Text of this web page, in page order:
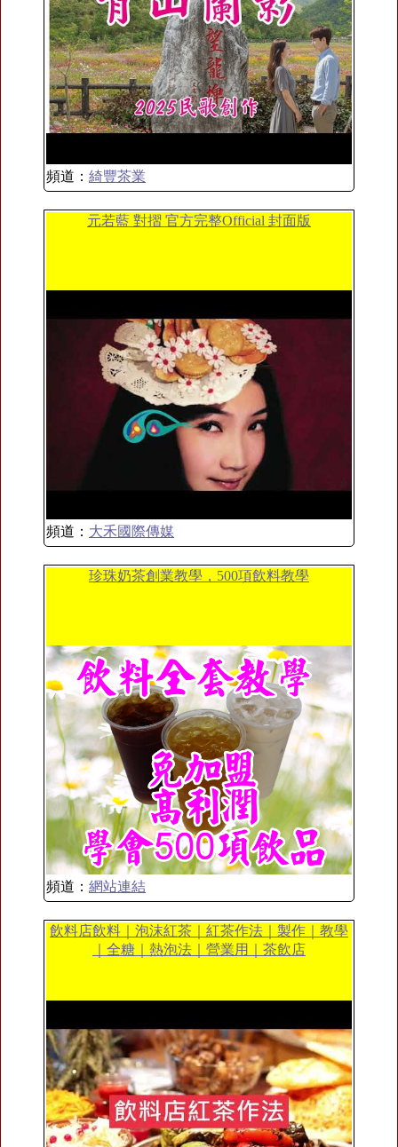
頻道： 綺豐茶業
元若藍 對摺 官方完整Official 封面版
頻道： 大禾國際傳媒
珍珠奶茶創業教學，500項飲料教學
頻道： 網站連結
飲料店飲料｜泡沫紅茶｜紅茶作法｜製作｜教學
｜全糖｜熱泡法｜營業用｜茶飲店